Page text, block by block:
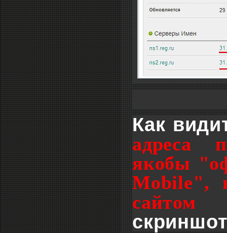
Как
адреса
якобы
сайтом